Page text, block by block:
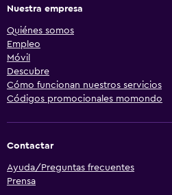
Nuestra empresa
Quiénes somos
Empleo
Móvil
Descubre
Cómo funcionan nuestros servicios
Códigos promocionales momondo
Contactar
Ayuda/Preguntas frecuentes
Prensa